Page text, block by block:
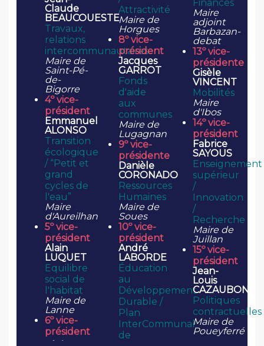
Claude
BEAUCOUESTE
Travaux,
relations
intercommunautaires
Maire de
Saint-Pé-
de-
Bigorre
4º vice-
président
Emmanuel
ALONSO
Transition
écologique
/ “Petit et
grand
cycles de
l'eau”
Maire
d'Aureilhan
5º vice-
président
Alain
LUQUET
Equilibre
social de
l'habitat
Maire de
Lanne
6º vice-
président
Attractivité
Maire de
Horgues
8º vice-
président
Jacques
GARROT
Fonds
d'aide
aux
communes
Maire de
Lugagnan
9º vice-
présidente
Danièle
CORONADO
Ressources
Humaines
Maire de
Soues
10º vice-
président
André
LABORDE
Éducation
au
Développement
Durable /
Plan
InterCommunal
de
Finances
Maire
adjoint
Barbazan-
debat
13º vice-
présidente
Gisèle
VINCENT
Mobilités
Maire
d'Ibos
14º vice-
président
Fabrice
SAYOUS
Enseignement
supérieur
/
Innovation
/
Recherche
Maire de
Juillan
15º vice-
président
Jean-
Louis
CAZAUBON
Politiques
contractuelles
Maire de
Poueyferré